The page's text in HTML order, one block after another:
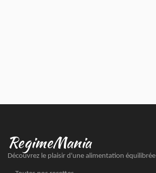
RegimeMania
Découvrez le plaisir d'une alimentation équilibrée